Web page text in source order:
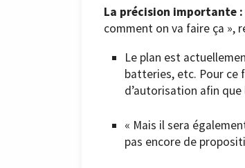
La précision importante :
comment on va faire ça »,
Le plan est
batteries, etc. Pour ce
d’autorisation afin
« Mais il sera
pas encore de